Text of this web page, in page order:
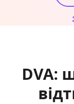
DVA: